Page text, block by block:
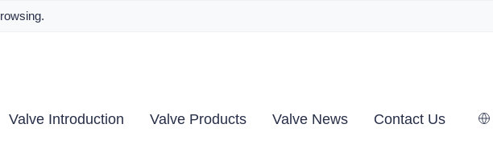
Valve Introduction Valve Products Valve News Contact Us